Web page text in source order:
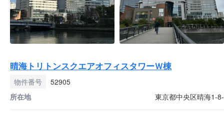
晴海トリトンスクエアオフィスタワーＷ棟
物件番号
52905
所在地
東京都中央区晴海1-